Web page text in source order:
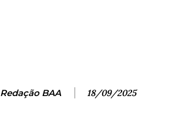
Redação BAA 18/09/2025